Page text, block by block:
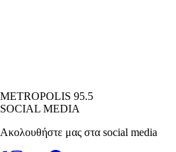
METROPOLIS 95.5
SOCIAL MEDIA
Ακολουθήστε μας στα social media